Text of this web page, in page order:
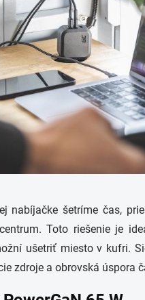
nabíjačke šetríme čas,
Toto riešenie je
ušetriť miesto v kufri.
zdroje a obrovská úspora